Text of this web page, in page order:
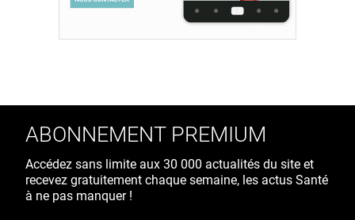
ABONNEMENT PREMIUM
Accédez sans limite aux 30 000 actualités du site et
recevez gratuitement chaque semaine, les actus Santé
à ne pas manquer !